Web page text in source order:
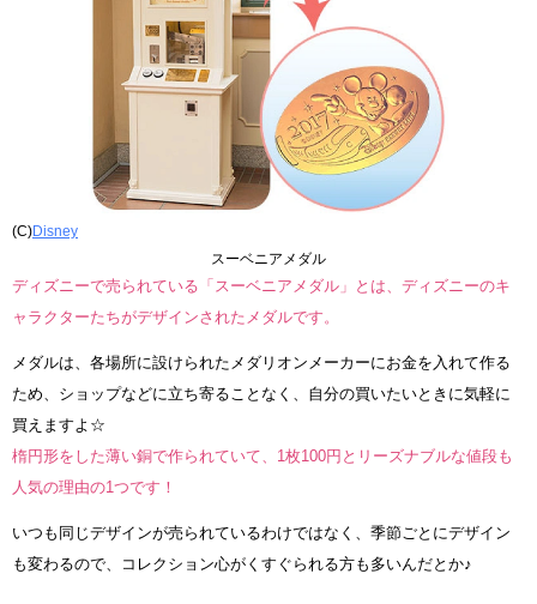
(C)Disney
スーベニアメダル
ディズニーで売られている「スーベニアメダル」とは、ディズニーのキ
ャラクターたちがデザインされたメダルです。
メダルは、各場所に設けられたメダリオンメーカーにお金を入れて作る
ため、ショップなどに立ち寄ることなく、自分の買いたいときに気軽に
買えますよ☆
楕円形をした薄い銅で作られていて、1枚100円とリーズナブルな値段も
人気の理由の1つです！
いつも同じデザインが売られているわけではなく、季節ごとにデザイン
も変わるので、コレクション心がくすぐられる方も多いんだとか♪